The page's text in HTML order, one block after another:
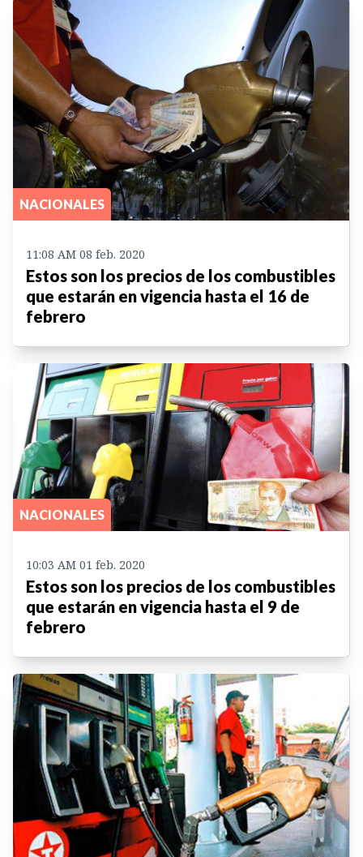
NACIONALES
11:08 AM 08 feb. 2020
Estos son los precios de los combustibles
que estarán en vigencia hasta el 16 de
febrero
NACIONALES
10:03 AM 01 feb. 2020
Estos son los precios de los combustibles
que estarán en vigencia hasta el 9 de
febrero